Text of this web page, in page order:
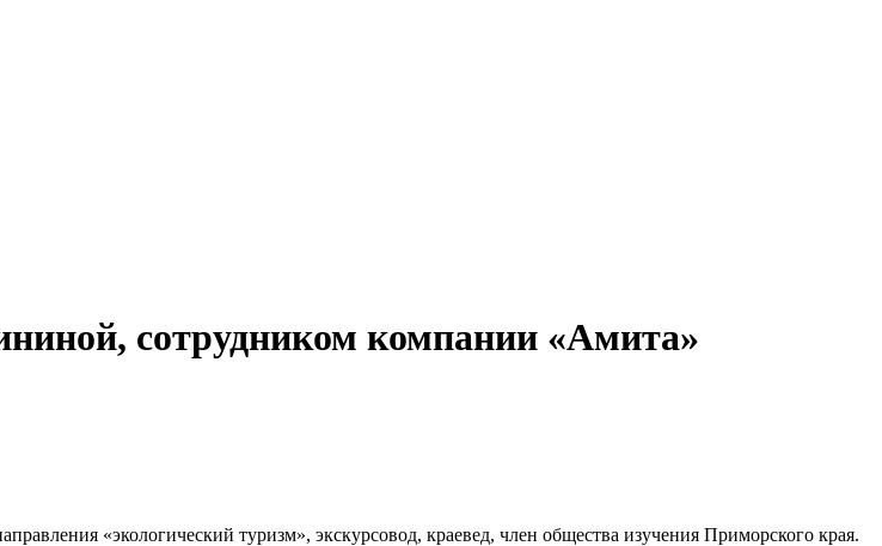
сотрудником компании «Амита»
«экологический туризм», экскурсовод, краевед, член общества изучения Приморского края.